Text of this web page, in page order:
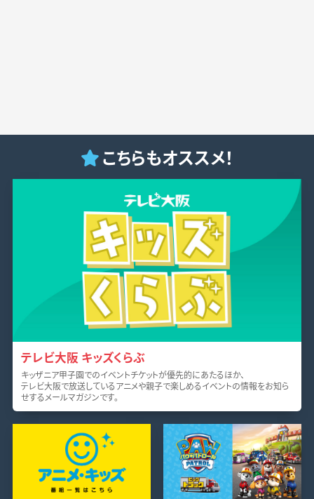
こちらもオススメ！
テレビ大阪 キッズくらぶ
キッザニア甲子園でのイベントチケットが優先的にあたるほか、
テレビ大阪で放送しているアニメや親子で楽しめるイベントの情報をお知ら
せするメールマガジンです。